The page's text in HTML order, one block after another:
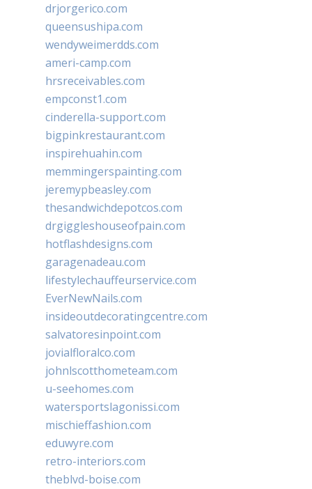
drjorgerico.com
queensushipa.com
wendyweimerdds.com
ameri-camp.com
hrsreceivables.com
empconst1.com
cinderella-support.com
bigpinkrestaurant.com
inspirehuahin.com
memmingerspainting.com
jeremypbeasley.com
thesandwichdepotcos.com
drgiggleshouseofpain.com
hotflashdesigns.com
garagenadeau.com
lifestylechauffeurservice.com
EverNewNails.com
insideoutdecoratingcentre.com
salvatoresinpoint.com
jovialfloralco.com
johnlscotthometeam.com
u-seehomes.com
watersportslagonissi.com
mischieffashion.com
eduwyre.com
retro-interiors.com
theblvd-boise.com